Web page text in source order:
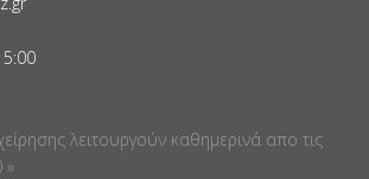
λειτουργούν καθημερινά απο τις
»